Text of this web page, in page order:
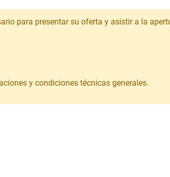
para presentar su oferta y asistir a la
y condiciones técnicas generales.